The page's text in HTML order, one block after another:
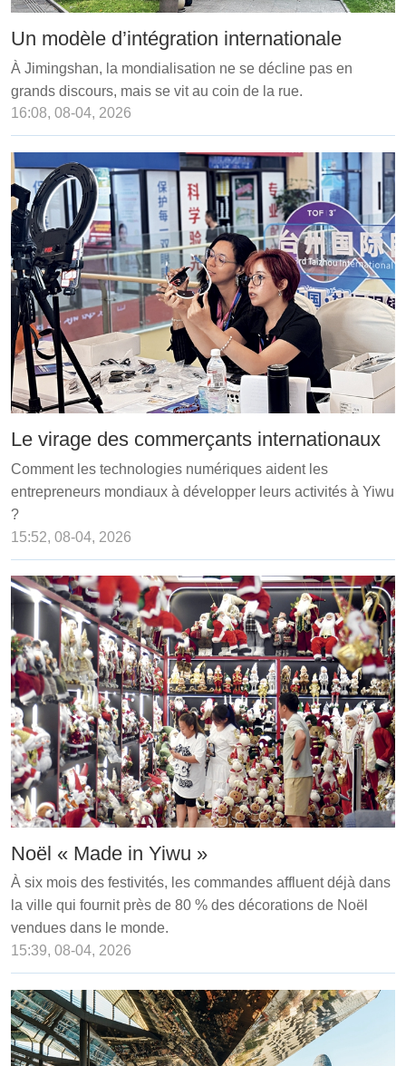
Un modèle d’intégration internationale
À Jimingshan, la mondialisation ne se décline pas en
grands discours, mais se vit au coin de la rue.
16:08, 08-04, 2026
Le virage des commerçants internationaux
Comment les technologies numériques aident les
entrepreneurs mondiaux à développer leurs activités à Yiwu
?
15:52, 08-04, 2026
Noël « Made in Yiwu »
À six mois des festivités, les commandes affluent déjà dans
la ville qui fournit près de 80 % des décorations de Noël
vendues dans le monde.
15:39, 08-04, 2026